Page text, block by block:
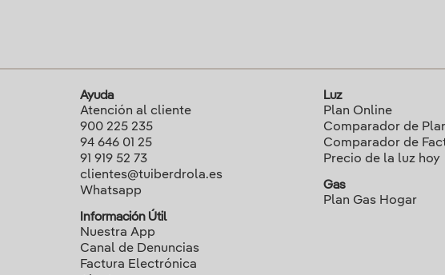
Ayuda
Atención al cliente
900 225 235
94 646 01 25
91 919 52 73
clientes@tuiberdrola.es
Whatsapp
Información Útil
Nuestra App
Canal de Denuncias
Factura Electrónica
Luz
Plan Online
Comparador de
Comparador de
Precio de la luz hoy
Gas
Plan Gas Hogar